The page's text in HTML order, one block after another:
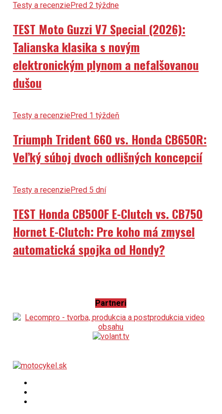
Testy a recenziePred 2 týždne
TEST Moto Guzzi V7 Special (2026):
Talianska klasika s novým
elektronickým plynom a nefalšovanou
dušou
Testy a recenziePred 1 týždeň
Triumph Trident 660 vs. Honda CB650R:
Veľký súboj dvoch odlišných koncepcií
Testy a recenziePred 5 dní
TEST Honda CB500F E-Clutch vs. CB750
Hornet E-Clutch: Pre koho má zmysel
automatická spojka od Hondy?
Partneri